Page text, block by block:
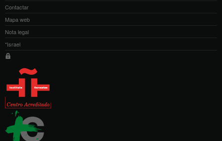
Contactar
Mapa web
Nota legal
*Israel